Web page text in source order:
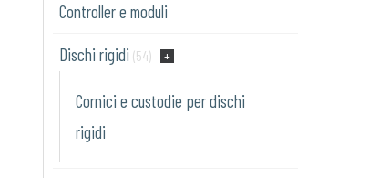
Controller e moduli
Dischi rigidi (54)
Cornici e custodie per dischi
rigidi